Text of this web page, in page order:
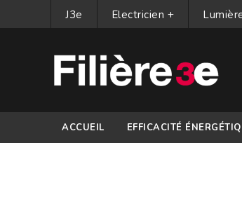
J3e Electricien +
ACCUEIL EFFICACITÉ